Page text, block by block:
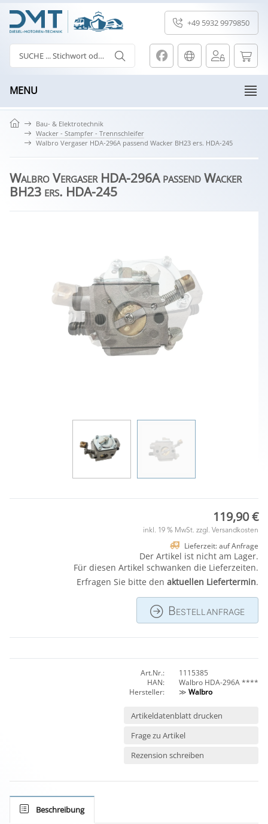
+49 5932 9979850
MENU
Bau- & Elektrotechnik
Wacker - Stampfer - Trennschleifer
Walbro Vergaser HDA-296A passend Wacker BH23 ers. HDA-245
Walbro Vergaser HDA-296A passend Wacker
BH23 ers. HDA-245
119,90 €
inkl. 19 % MwSt. zzgl. Versandkosten
Lieferzeit: auf Anfrage
Der Artikel ist nicht am Lager.
Für diesen Artikel schwanken die Lieferzeiten.
Erfragen Sie bitte den aktuellen Liefertermin.
Bestellanfrage
Art.Nr.:
1115385
HAN:
Walbro HDA-296A ****
Hersteller:
≫ Walbro
Artikeldatenblatt drucken
Frage zu Artikel
Rezension schreiben
Beschreibung